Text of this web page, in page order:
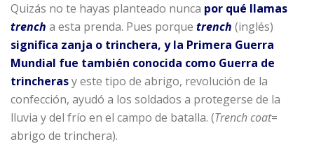
Quizás no te hayas planteado nunca por qué llamas
trench a esta prenda. Pues porque trench (inglés)
significa zanja o trinchera, y la Primera Guerra
Mundial fue también conocida como Guerra de
trincherasy este tipo de abrigo, revolución de la
confección, ayudó a los soldados a protegerse de la
lluvia y del frío en el campo de batalla. (Trench coat=
abrigo de trinchera).